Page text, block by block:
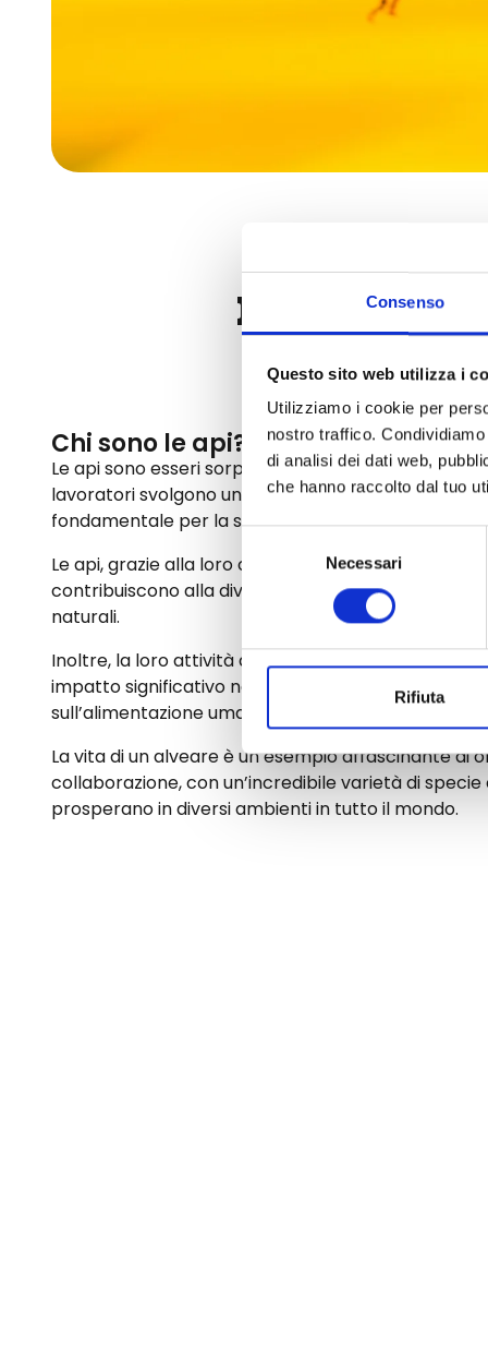
Consenso
Questo sito web utilizza i
Utilizziamo i cookie per
nostro traffico.
di analisi dei dati web,
che hanno raccolto dal tuo
del
consenso
Necessari
Rifiuta
Il ruolo
Chi sono le api?
Le api sono esseri sorprendenti e vitali per la
lavoratori svolgono un ruolo cruciale
fondamentale per la salute degli ecosistemi e la
Le api, grazie alla loro capacità di visitare una
contribuiscono alla diversificazione delle piante e
naturali.
Inoltre, la loro attività di raccolta del nettare e
impatto significativo non solo sull’ambiente, ma
sull’alimentazione umana.
La vita di un alveare è un esempio affascinante di
collaborazione, con un’incredibile varietà di
prosperano in diversi ambienti in tutto il mondo.